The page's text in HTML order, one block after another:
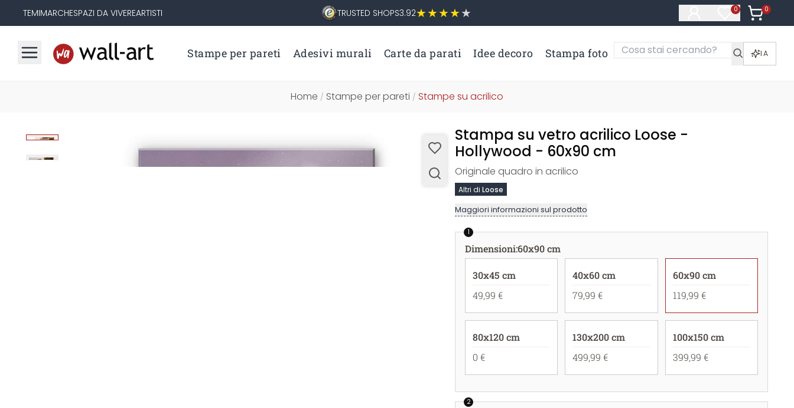
TEMIMARCHESPAZI DA VIVEREARTISTI TRUSTED SHOPS3.92 0
Articoli nella
0
Articoli
Stampe per pareti Adesivi murali Carte da parati Idee decoro Stampa foto IA
Home / Stampe per pareti / Stampe su acrilico
Stampa su vetro acrilico Loose -
Hollywood - 60x90 cm
Originale quadro in acrilico
Altri di Loose
Maggiori informazioni sul prodotto
1
Dimensioni:60x90 cm
30x45 cm
49,99 €
40x60 cm
79,99 €
60x90 cm
119,99 €
80x120 cm
0 €
130x200 cm
499,99 €
100x150 cm
399,99 €
2